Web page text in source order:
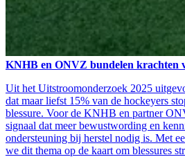
KNHB en ONVZ bundelen krachten
Uit het Uitstroomonderzoek 2025
dat maar liefst 15% van de hockeyers
blessure. Voor de KNHB en partner
signaal dat meer bewustwording en
ondersteuning bij herstel nodig is. Met
we dit thema op de kaart om blessures